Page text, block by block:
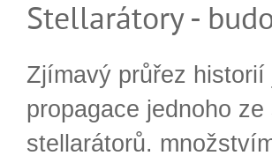
Stellarátory -
Zjímavý průřez
propagace jednoho
stellarátorů.